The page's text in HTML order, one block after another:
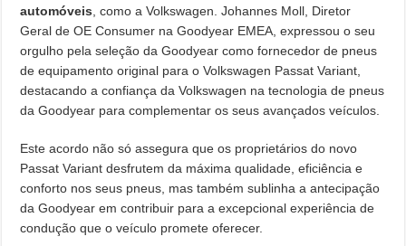
automóveis , como a Volkswagen. Johannes Moll, Diretor
Geral de OE Consumer na Goodyear EMEA, expressou o seu
orgulho pela seleção da Goodyear como fornecedor de pneus
de equipamento original para o Volkswagen Passat Variant,
destacando a confiança da Volkswagen na tecnologia de pneus
da Goodyear para complementar os seus avançados veículos.
Este acordo não só assegura que os proprietários do novo
Passat Variant desfrutem da máxima qualidade, eficiência e
conforto nos seus pneus, mas também sublinha a antecipação
da Goodyear em contribuir para a excepcional experiência de
condução que o veículo promete oferecer.